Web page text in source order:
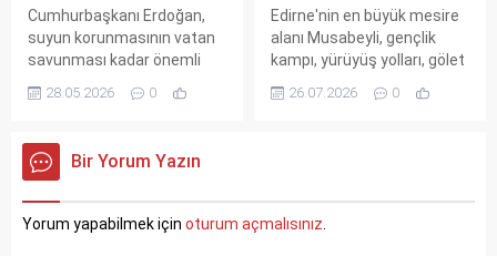
Cumhurbaşkanı Erdoğan,
suyun korunmasının vatan
savunması kadar önemli
olduğunu söyledi. Su
kaynaklarının stratejik
Erdoğan, toplumsal
bilinçlenme çağrısı yaptı.
politikalarına vurgu yapıldı.
28.05.2026 0
Edirne'nin en büyük mesire
alanı Musabeyli, gençlik
kampı, yürüyüş yolları, gölet
ve spor kompleksiyle dört
mevsim doğayla iç içe bir
26.07.2026 0
Bir Yorum Yazın
Yorum yapabilmek için oturum açmalısınız.